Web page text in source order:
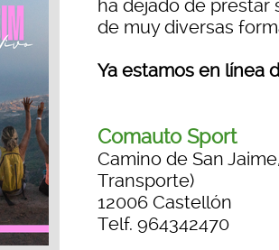
ha dejado de prestar
de muy diversas
Ya estamos en línea
Comauto Sport
Camino de San
Transporte)
12006 Castellón
Telf. 964342470